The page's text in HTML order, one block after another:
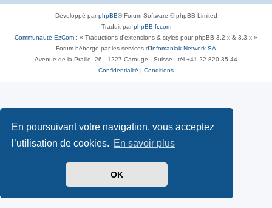
En poursuivant votre navigation, vous acceptez
l’utilisation de cookies. En savoir plus
OK
Développé parphpBB® Forum Software © phpBB Limited
Traduit parphpBB-fr.com
Communauté EzCom : « Traductions d'extensions & styles pour phpBB 3.2.x & 3.3.x »
Forum hébergé par les services d’ Infomaniak Network SA
Avenue de la Praille, 26 - 1227 Carouge - Suisse - tél +41 22 820 35 44
Confidentialité
Conditions